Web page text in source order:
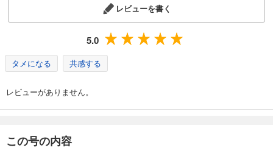
あらすじを表示する
週刊東洋経済 2026/3/28号
あらすじを表示する
880
レビューを書く
5.0
タメになる 共感する
レビューがありません。
この号の内容